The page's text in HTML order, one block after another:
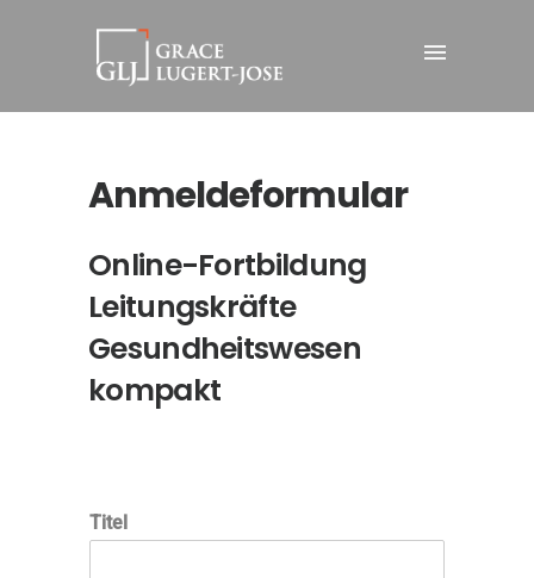
Anmeldeformular
Online-Fortbildung
Leitungskräfte
Gesundheitswesen
kompakt
Titel